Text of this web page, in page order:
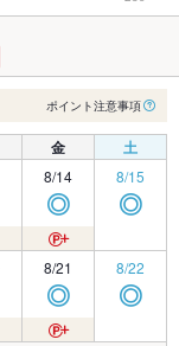
ポイント注意事項
金 土
8/14
◎
8/15
◎
8/21
◎
8/22
◎